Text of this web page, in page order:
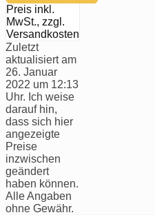
Preis inkl.
MwSt., zzgl.
Versandkosten
Zuletzt
aktualisiert am
26. Januar
2022 um 12:13
Uhr. Ich weise
darauf hin,
dass sich hier
angezeigte
Preise
inzwischen
geändert
haben können.
Alle Angaben
ohne Gewähr.